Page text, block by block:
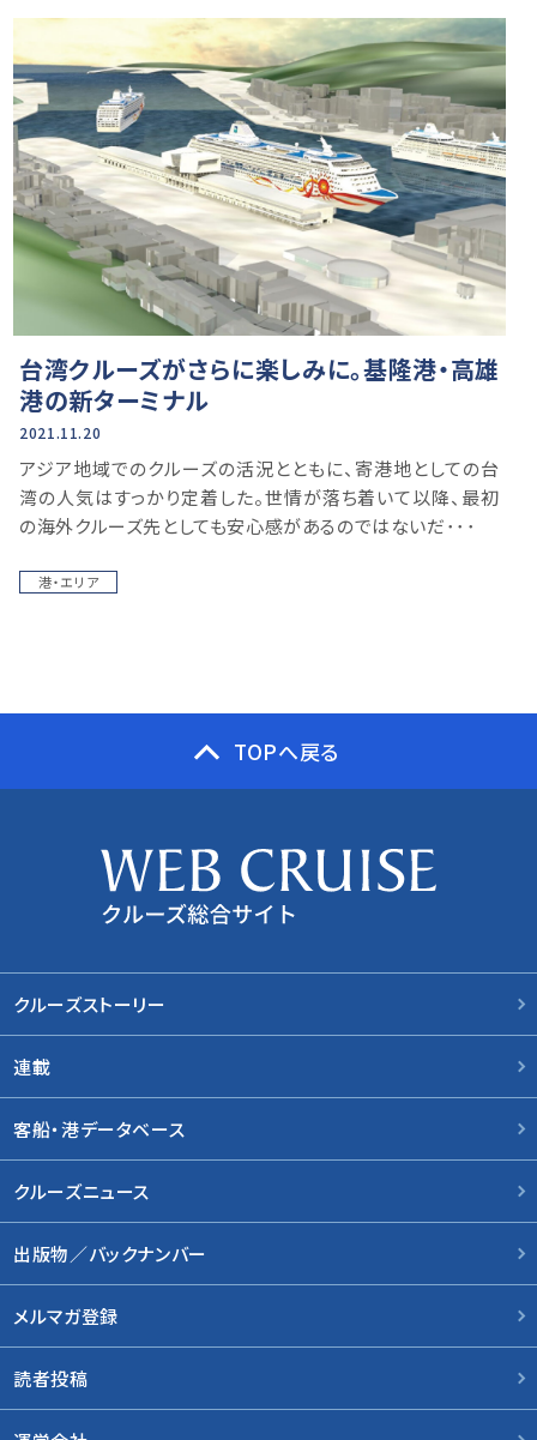
台湾クルーズがさらに楽しみに。基隆港・高雄
港の新ターミナル
2021.11.20
アジア地域でのクルーズの活況とともに、寄港地としての台
湾の人気はすっかり定着した。世情が落ち着いて以降、最初
の海外クルーズ先としても安心感があるのではないだ･･･
港・エリア
TOPへ戻る
クルーズストーリー
連載
客船・港データベース
クルーズニュース
出版物／バックナンバー
メルマガ登録
読者投稿